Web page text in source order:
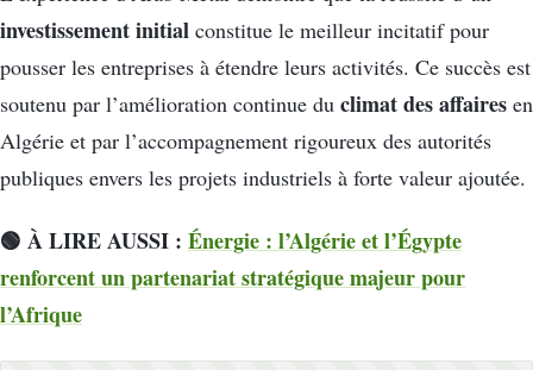
investissement initial constitue le meilleur incitatif pour
pousser les entreprises à étendre leurs activités. Ce succès est
soutenu par l’amélioration continue du climat des affaires en
Algérie et par l’accompagnement rigoureux des autorités
publiques envers les projets industriels à forte valeur ajoutée.
🟢 À LIRE AUSSI : Énergie : l’Algérie et l’Égypte
renforcent un partenariat stratégique majeur pour
l’Afrique